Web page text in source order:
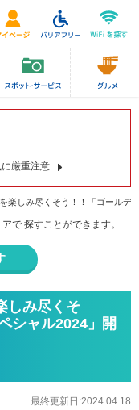
厳重注意
楽しみ尽くそう！！「ゴールデ
アで 探すことができます。
しみ尽くそ
シャル2024」開
最終更新日:2024.04.18